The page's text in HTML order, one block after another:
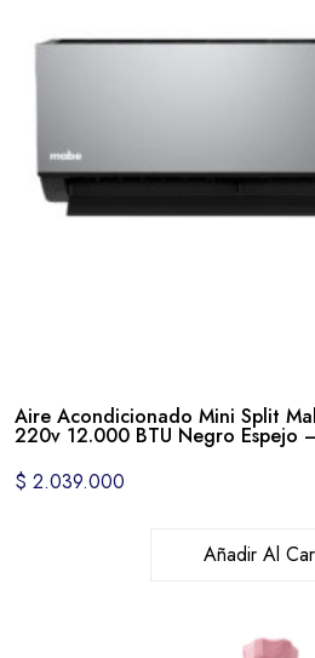
Aire Acondicionado Mini Split
220v 12.000 BTU Negro Espejo
$ 2.039.000
Añadir Al